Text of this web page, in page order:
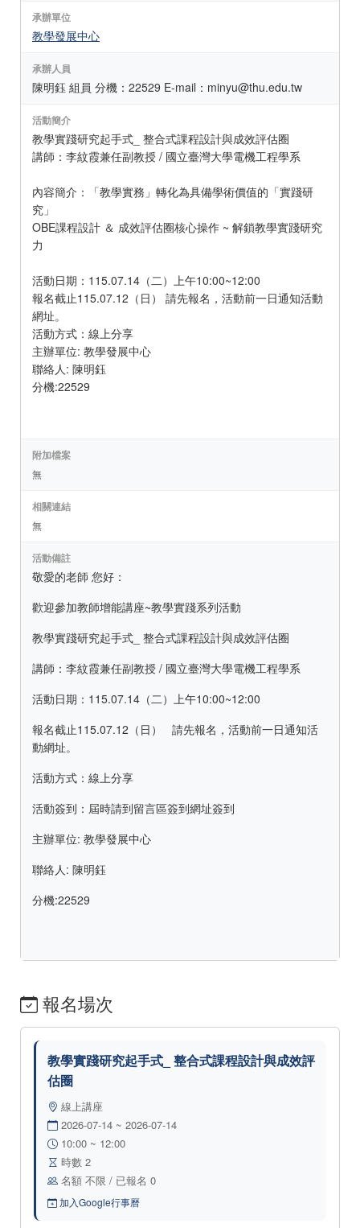
承辦單位
教學發展中心
承辦人員
陳明鈺 組員 分機：22529 E-mail：minyu@thu.edu.tw
活動簡介
教學實踐研究起手式_ 整合式課程設計與成效評估圈
講師：李紋霞兼任副教授 / 國立臺灣大學電機工程學系
內容簡介：「教學實務」轉化為具備學術價值的「實踐研
究」
OBE課程設計 ＆ 成效評估圈核心操作 ~ 解鎖教學實踐研究
力
活動日期：115.07.14（二）上午10:00~12:00
報名截止115.07.12（日） 請先報名，活動前一日通知活動
網址。
活動方式：線上分享
主辦單位: 教學發展中心
聯絡人: 陳明鈺
分機:22529
附加檔案
無
相關連結
無
活動備註
敬愛的老師 您好：
歡迎參加教師增能講座~教學實踐系列活動
教學實踐研究起手式_ 整合式課程設計與成效評估圈
講師：李紋霞兼任副教授 / 國立臺灣大學電機工程學系
活動日期：115.07.14（二）上午10:00~12:00
報名截止115.07.12（日） 請先報名，活動前一日通知活
動網址。
活動方式：線上分享
活動簽到：屆時請到留言區簽到網址簽到
主辦單位: 教學發展中心
聯絡人: 陳明鈺
分機:22529
報名場次
教學實踐研究起手式_ 整合式課程設計與成效評
估圈
線上講座
2026-07-14 ~ 2026-07-14
10:00 ~ 12:00
時數 2
名額 不限 / 已報名 0
加入Google行事曆